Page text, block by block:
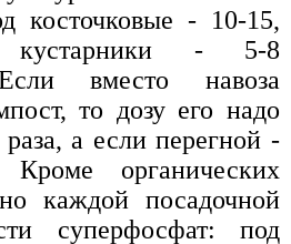
косточковые - 10-15,
кустарники - 5-8
вместо навоза
то дозу его надо
а если перегной -
органических
каждой посадочной
суперфосфат: под